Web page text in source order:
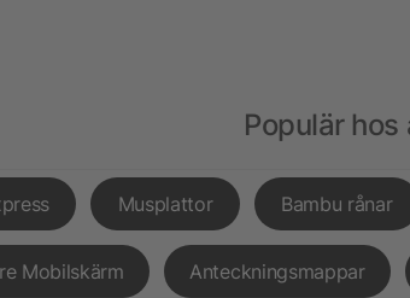
Populär
Musplattor Bambu rånar
Mobilskärm Anteckningsmappar